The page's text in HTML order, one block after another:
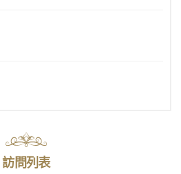
訪問列表